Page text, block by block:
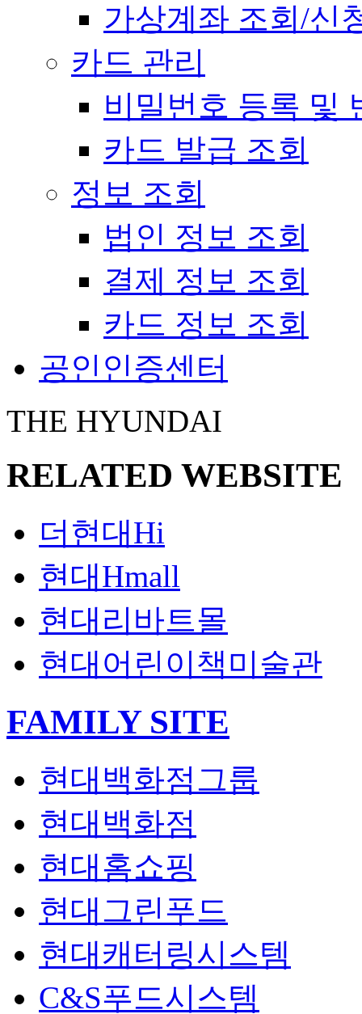
가상계좌 조회/신
카드 관리
비밀번호 등록 및
카드 발급 조회
정보 조회
법인 정보 조회
결제 정보 조회
카드 정보 조회
공인인증센터
THE HYUNDAI
RELATED WEBSITE
더현대Hi
현대Hmall
현대리바트몰
현대어린이책미술관
FAMILY SITE기
현대백화점그룹
현대백화점
현대홈쇼핑
현대그린푸드
현대캐터링시스템
C&S푸드시스템